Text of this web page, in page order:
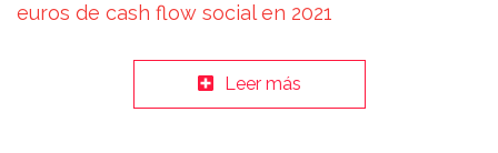
euros de cash flow social en 2021
Leer más